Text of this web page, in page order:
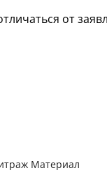
от
Материал